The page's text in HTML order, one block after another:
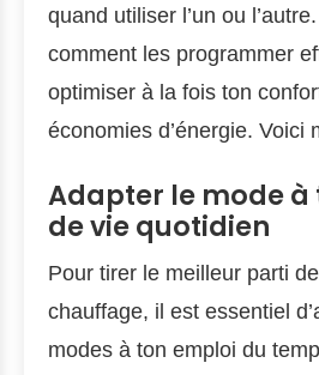
quand utiliser l’un ou
comment les programmer
optimiser à la fois ton
économies d’énergie. Voici
Adapter le mode
de vie quotidien
Pour tirer le meilleur parti
chauffage, il est essentiel
modes à ton emploi du